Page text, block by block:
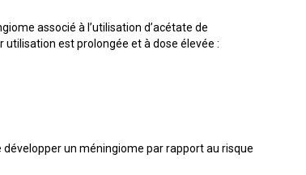
associé à l’utilisation d’acétate de
est prolongée et à dose élevée :
un méningiome par rapport au risque